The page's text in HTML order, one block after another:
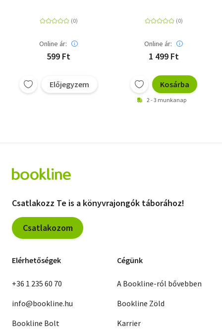
Online ár:
599 Ft
Előjegyzem
Online ár:
1 499 Ft
Kosárba
2 - 3 munkanap
Csatlakozz Te is a könyvrajongók táborához!
Csatlakozom
Elérhetőségek
+36 1 235 60 70
info@bookline.hu
Bookline Bolt
Cégünk
A Bookline-ról bővebben
Bookline Zöld
Karrier